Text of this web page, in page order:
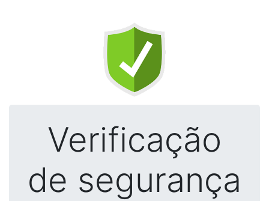
Verificação
de segurança